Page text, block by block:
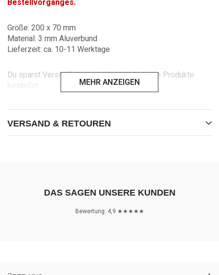
Bestellvorganges.
Größe: 200 x 70 mm
Material: 3 mm Aluverbund
Lieferzeit: ca. 10-11 Werktage
Du sparst Versandkosten, in dem du mehrere Produkte
bestellst.
MEHR ANZEIGEN
VERSAND & RETOUREN
DAS SAGEN UNSERE KUNDEN
Bewertung: 4,9 ★★★★★